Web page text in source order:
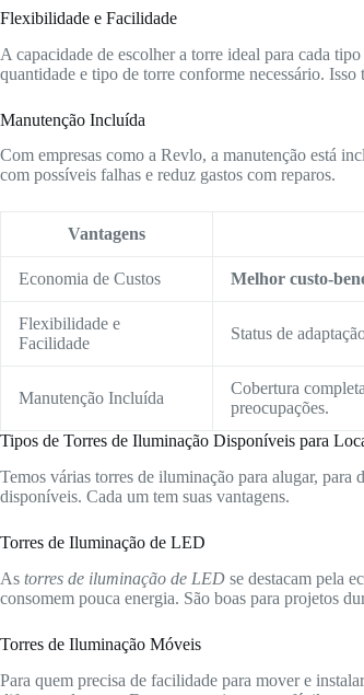
Flexibilidade e Facilidade
A capacidade de escolher a torre ideal para cada
quantidade e tipo de torre conforme necessário.
Manutenção Incluída
Com empresas como a Revlo, a manutenção está
com possíveis falhas e reduz gastos com reparos.
Vantagens
Economia de Custos Melhor custo-
Flexibilidade e
Facilidade
Status de
Manutenção Incluída
Cobertura
preocupações.
Tipos de Torres de Iluminação Disponíveis para
Temos várias torres de iluminação para alugar, para
disponíveis. Cada um tem suas vantagens.
Torres de Iluminação de LED
As torres de iluminação de LED se destacam pela
consomem pouca energia. São boas para projetos
Torres de Iluminação Móveis
Para quem precisa de facilidade para mover e